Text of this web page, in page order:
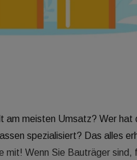
am meisten Umsatz? Wer hat
spezialisiert? Das alles
mit! Wenn Sie Bauträger sind,